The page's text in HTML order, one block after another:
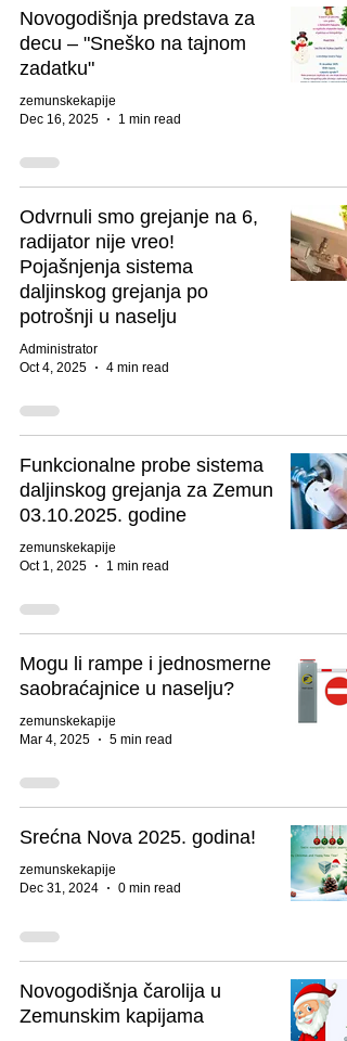
Novogodišnja predstava za
decu – "Sneško na tajnom
zadatku"
zemunskekapije
Dec 16, 2025
1 min read
Odvrnuli smo grejanje na 6,
radijator nije vreo!
Pojašnjenja sistema
daljinskog grejanja po
potrošnji u naselju
Administrator
Oct 4, 2025
4 min read
Funkcionalne probe sistema
daljinskog grejanja za Zemun
03.10.2025. godine
zemunskekapije
Oct 1, 2025
1 min read
Mogu li rampe i jednosmerne
saobraćajnice u naselju?
zemunskekapije
Mar 4, 2025
5 min read
Srećna Nova 2025. godina!
zemunskekapije
Dec 31, 2024
0 min read
Novogodišnja čarolija u
Zemunskim kapijama